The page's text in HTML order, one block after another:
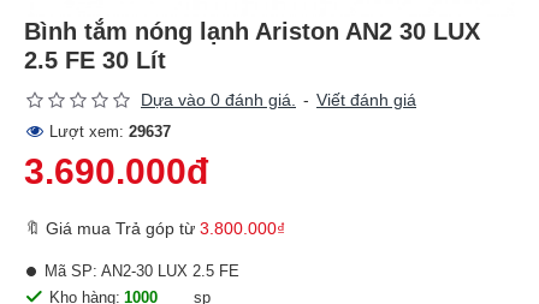
Bình tắm nóng lạnh Ariston AN2 30 LUX
2.5 FE 30 Lít
Dựa vào 0 đánh giá. - Viết đánh giá
Lượt xem: 29637
3.690.000đ
🔖 Giá mua Trả góp từ 3.800.000₫
Kho hàng: 1000
sp
Mã SP: AN2-30 LUX 2.5 FE